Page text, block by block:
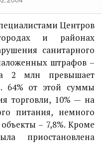
Центров
и районах
санитарного
штрафов –
2 млн превышает
64% от этой суммы
торговли, 10% — на
питания, немного
– 7,8%. Кроме
приостановлена